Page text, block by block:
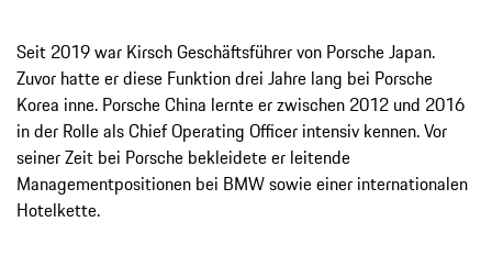
Seit 2019 war Kirsch Geschäftsführer von Porsche Japan.
Zuvor hatte er diese Funktion drei Jahre lang bei Porsche
Korea inne. Porsche China lernte er zwischen 2012 und 2016
in der Rolle als Chief Operating Officer intensiv kennen. Vor
seiner Zeit bei Porsche bekleidete er leitende
Managementpositionen bei BMW sowie einer internationalen
Hotelkette.